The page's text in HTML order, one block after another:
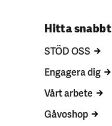
Hitta snabbt
STÖD OSS
Engagera dig
Vårt arbete
Gåvoshop